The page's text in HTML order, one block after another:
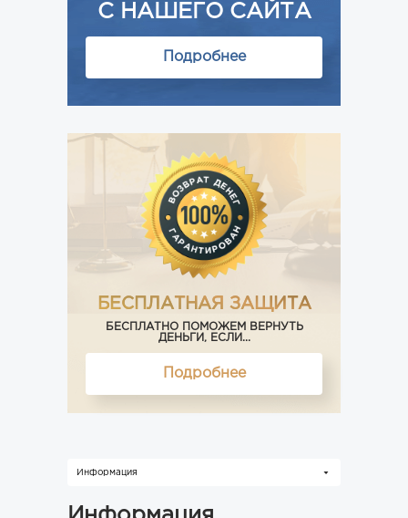
С НАШЕГО САЙТА
Подробнее
БЕСПЛАТНАЯ ЗАЩИТА
БЕСПЛАТНО ПОМОЖЕМ ВЕРНУТЬ
ДЕНЬГИ, ЕСЛИ...
Подробнее
Информация